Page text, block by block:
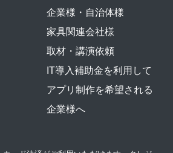
企業様・自治体様
家具関連会社様
取材・講演依頼
IT導入補助金を利用して
アプリ制作を希望される
企業様へ